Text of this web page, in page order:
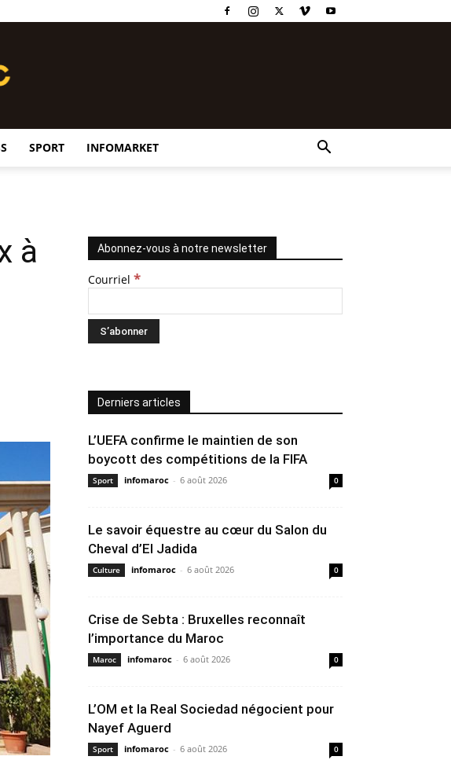
SPORT INFOMARKET
à
Abonnez-vous à notre newsletter
Courriel *
Derniers articles
L’UEFA confirme le maintien de son
boycott des compétitions de la FIFA
Sport infomaroc - 6 août 2026 0
Le savoir équestre au cœur du Salon du
Cheval d’El Jadida
Culture infomaroc - 6 août 2026 0
Crise de Sebta : Bruxelles reconnaît
l’importance du Maroc
Maroc infomaroc - 6 août 2026 0
L’OM et la Real Sociedad négocient pour
Nayef Aguerd
Sport infomaroc - 6 août 2026 0